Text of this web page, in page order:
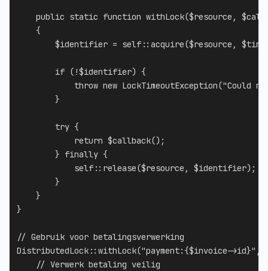
public static function withLock($resource ,
{
$identifier = self :: acquire($resource ,
if ( !$identifier) {
throw new LockTimeoutException("Could
}
try {
return $callback() ;
} finally {
self :: release($resource , $identifier) ;
}
}
}
// Gebruik voor betalingsverwerking
DistributedLock :: withLock("payment:{$invoice->id}" ,
// Verwerk betaling veilig